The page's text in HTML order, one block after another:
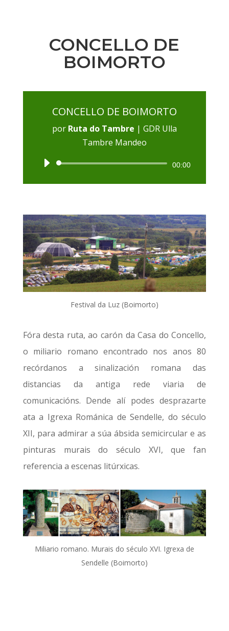
CONCELLO DE
BOIMORTO
CONCELLO DE BOIMORTO
por Ruta do Tambre | GDR Ulla
Tambre Mandeo
Reproductor
00:00
Festival da Luz (Boimorto)
Fóra desta ruta, ao carón da Casa do Concello,
o miliario romano encontrado nos anos 80
recórdanos a sinalización romana das
distancias da antiga rede viaria de
comunicacións. Dende alí podes desprazarte
ata a Igrexa Románica de Sendelle, do século
XII, para admirar a súa ábsida semicircular e as
pinturas murais do século XVI, que fan
referencia a escenas litúrxicas.
Miliario romano. Murais do século XVI. Igrexa de
Sendelle (Boimorto)